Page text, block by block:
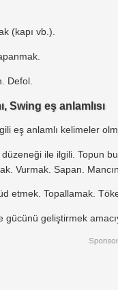
(kapı vb.).
Defol.
Swing eş anlamlısı
eş anlamlı kelimeler
ile ilgili. Topun
Vurmak. Sapan.
etmek. Topallamak.
geliştirmek